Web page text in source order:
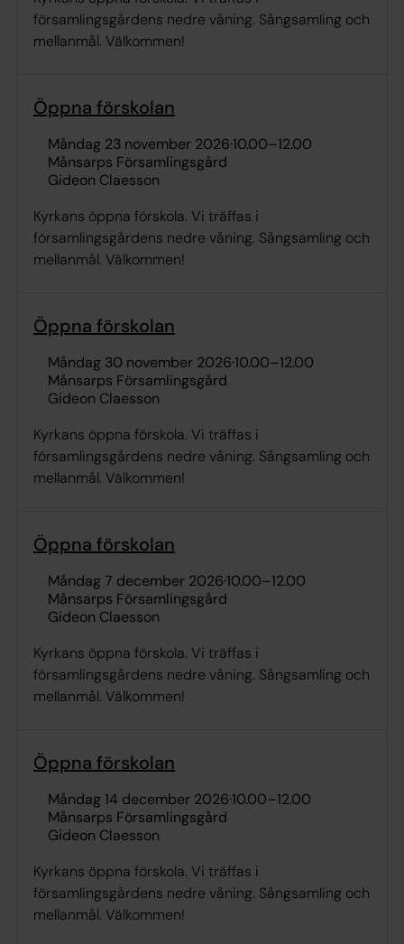
församlingsgårdens nedre våning. Sångsamling och
mellanmål. Välkommen!
Öppna förskolan
måndag 23 november 2026·10.00–12.00
Månsarps Församlingsgård
Gideon Claesson
Kyrkans öppna förskola. Vi träffas i
församlingsgårdens nedre våning. Sångsamling och
mellanmål. Välkommen!
Öppna förskolan
måndag 30 november 2026·10.00–12.00
Månsarps Församlingsgård
Gideon Claesson
Kyrkans öppna förskola. Vi träffas i
församlingsgårdens nedre våning. Sångsamling och
mellanmål. Välkommen!
Öppna förskolan
måndag 7 december 2026·10.00–12.00
Månsarps Församlingsgård
Gideon Claesson
Kyrkans öppna förskola. Vi träffas i
församlingsgårdens nedre våning. Sångsamling och
mellanmål. Välkommen!
Öppna förskolan
måndag 14 december 2026·10.00–12.00
Månsarps Församlingsgård
Gideon Claesson
Kyrkans öppna förskola. Vi träffas i
församlingsgårdens nedre våning. Sångsamling och
mellanmål. Välkommen!